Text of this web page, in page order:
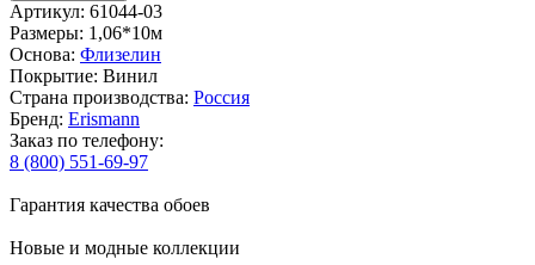
Артикул: 61044-03
Размеры: 1,06*10м
Основа: Флизелин
Покрытие: Винил
Страна производства: Россия
Бренд: Erismann
Заказ по телефону:
8 (800) 551-69-97
Гарантия качества обоев
Новые и модные коллекции